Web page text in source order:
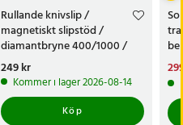
Rullande knivslip /
magnetiskt slipstöd /
diamantbryne 400/1000 /
knivvässare med fasta vinklar
Pris:249 kr
249 kr
Kommer i lager 2026-08-14
Köp